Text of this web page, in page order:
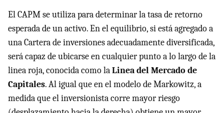
ElCAPMse utiliza para determinar la tasa de retorno
esperada de un activo. En el equilibrio, si está agregado a
una Cartera de inversiones adecuadamente diversificada,
será capaz de ubicarse en cualquier punto a lo largo de la
linea roja, conocida como laLinea del Mercado de
Capitales. Al igual que en el modelo de Markowitz, a
medida que el inversionista corre mayor riesgo